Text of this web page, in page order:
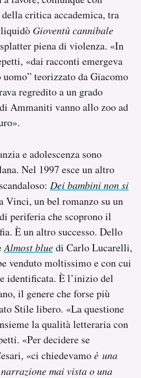
critica accademica, tra
Gioventù cannibale
piena di violenza. «In
«dai racconti emergeva
teorizzato da Giacomo
regredito a un grado
Ammaniti vanno allo zoo ad
e adolescenza sono
Nel 1997 esce un altro
Dei bambini non si
Vinci, un bel romanzo su un
periferia che scoprono il
È un altro successo. Dello
Almost bluedi Carlo Lucarelli,
venduto moltissimo e con cui
identificata. È l’inizio del
il genere che forse più
Stile libero. «La questione
la qualità letteraria con
«Per decidere se
«ci chiedevamoè una
mai vista o una